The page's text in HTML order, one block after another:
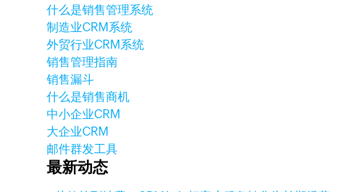
什么是销售管理系统
制造业CRM系统
外贸行业CRM系统
销售管理指南
销售漏斗
什么是销售商机
中小企业CRM
大企业CRM
邮件群发工具
最新动态